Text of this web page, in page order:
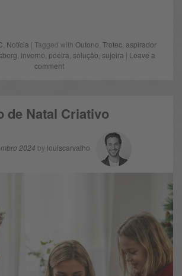
Notícia | Tagged with Outono Trotec aspirador
inverno poeira solução sujeira | Leave a
comment
de Natal Criativo
2024 by louiscarvalho